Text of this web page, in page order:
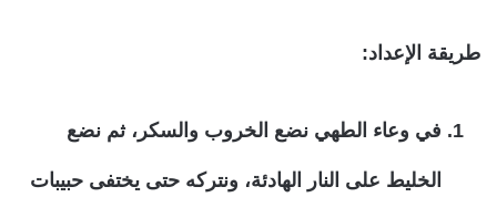
طريقة الإعداد:
في وعاء الطهي نضع الخروب والسكر، ثم نضع
الخليط على النار الهادئة، ونتركه حتى يختفى حبيبات